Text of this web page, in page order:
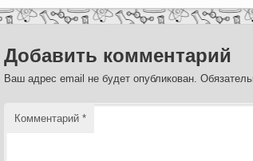
Добавить комментарий
Ваш адрес email не будет опубликован.
Комментарий*